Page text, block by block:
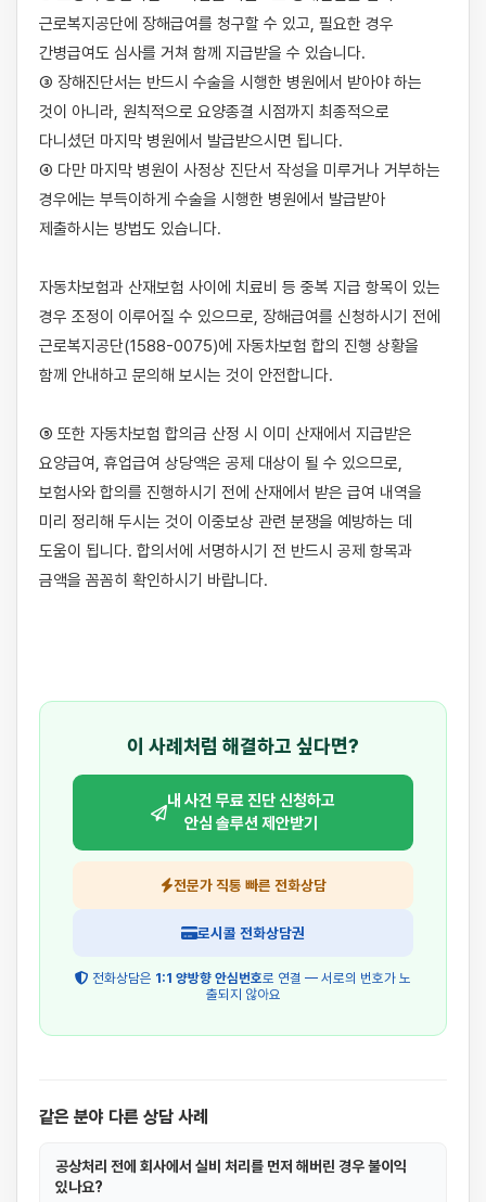
근로복지공단에 장해급여를 청구할 수 있고, 필요한 경우
간병급여도 심사를 거쳐 함께 지급받을 수 있습니다.
③ 장해진단서는 반드시 수술을 시행한 병원에서 받아야 하는
것이 아니라, 원칙적으로 요양종결 시점까지 최종적으로
다니셨던 마지막 병원에서 발급받으시면 됩니다.
④ 다만 마지막 병원이 사정상 진단서 작성을 미루거나 거부하는
경우에는 부득이하게 수술을 시행한 병원에서 발급받아
제출하시는 방법도 있습니다.
자동차보험과 산재보험 사이에 치료비 등 중복 지급 항목이 있는
경우 조정이 이루어질 수 있으므로, 장해급여를 신청하시기 전에
근로복지공단(1588-0075)에 자동차보험 합의 진행 상황을
함께 안내하고 문의해 보시는 것이 안전합니다.
⑤ 또한 자동차보험 합의금 산정 시 이미 산재에서 지급받은
요양급여, 휴업급여 상당액은 공제 대상이 될 수 있으므로,
보험사와 합의를 진행하시기 전에 산재에서 받은 급여 내역을
미리 정리해 두시는 것이 이중보상 관련 분쟁을 예방하는 데
도움이 됩니다. 합의서에 서명하시기 전 반드시 공제 항목과
금액을 꼼꼼히 확인하시기 바랍니다.
이 사례처럼 해결하고 싶다면?
내 사건 무료 진단 신청하고
안심 솔루션 제안받기
전문가 직통 빠른 전화상담
로시콜 전화상담권
전화상담은 1:1 양방향 안심번호로 연결 — 서로의 번호가 노
출되지 않아요
같은 분야 다른 상담 사례
공상처리 전에 회사에서 실비 처리를 먼저 해버린 경우 불이익
있나요?